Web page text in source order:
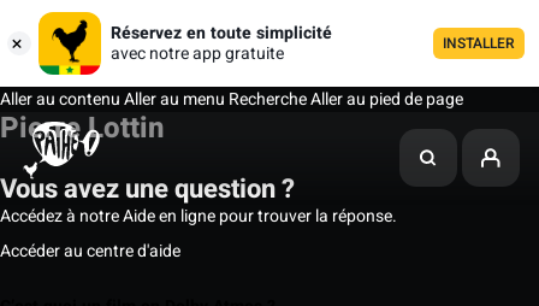
Réservez en toute simplicité
avec notre app gratuite
INSTALLER
Aller au contenuAller au menu RechercheAller au pied de page
Pierre Lottin
Vous avez une question ?
Accédez à notre Aide en ligne pour trouver la réponse.
Accéder au centre d'aide